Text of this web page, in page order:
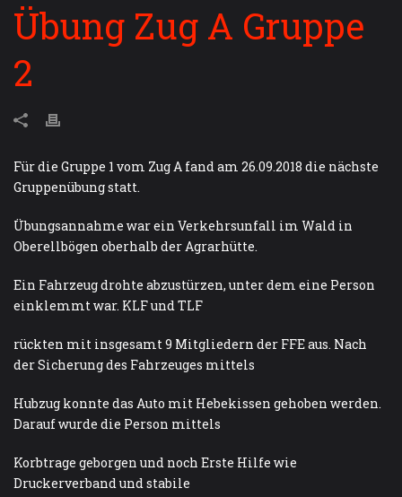
Übung Zug A Gruppe
2
Für die Gruppe 1 vom Zug A fand am 26.09.2018 die nächste
Gruppenübung statt.
Übungsannahme war ein Verkehrsunfall im Wald in
Oberellbögen oberhalb der Agrarhütte.
Ein Fahrzeug drohte abzustürzen, unter dem eine Person
einklemmt war. KLF und TLF
rückten mit insgesamt 9 Mitgliedern der FFE aus. Nach
der Sicherung des Fahrzeuges mittels
Hubzug konnte das Auto mit Hebekissen gehoben werden.
Darauf wurde die Person mittels
Korbtrage geborgen und noch Erste Hilfe wie
Druckerverband und stabile